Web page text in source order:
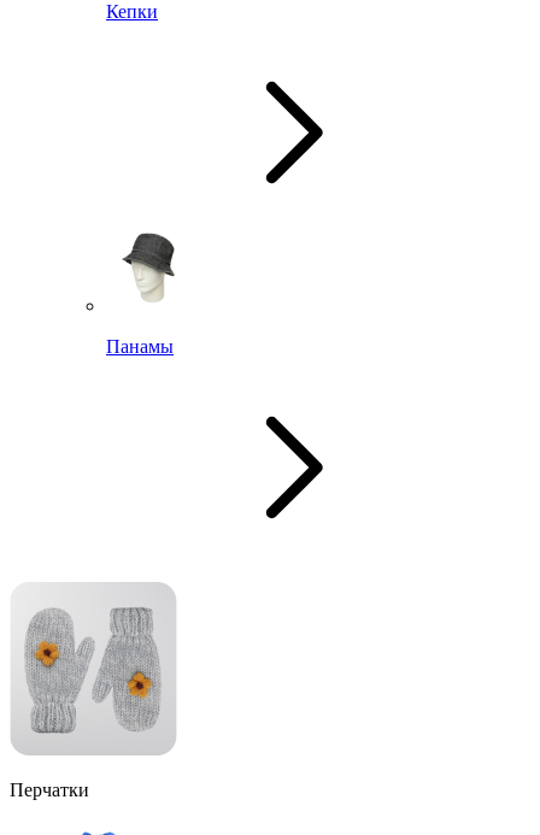
Кепки
Панамы
Перчатки